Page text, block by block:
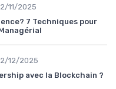
11/2025
7 Techniques pour
12/2025
avec la Blockchain ?